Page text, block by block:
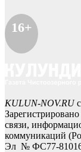
16+
KULUN-NOV.RU
связи,
коммуникаций
Эл № ФС77-81016